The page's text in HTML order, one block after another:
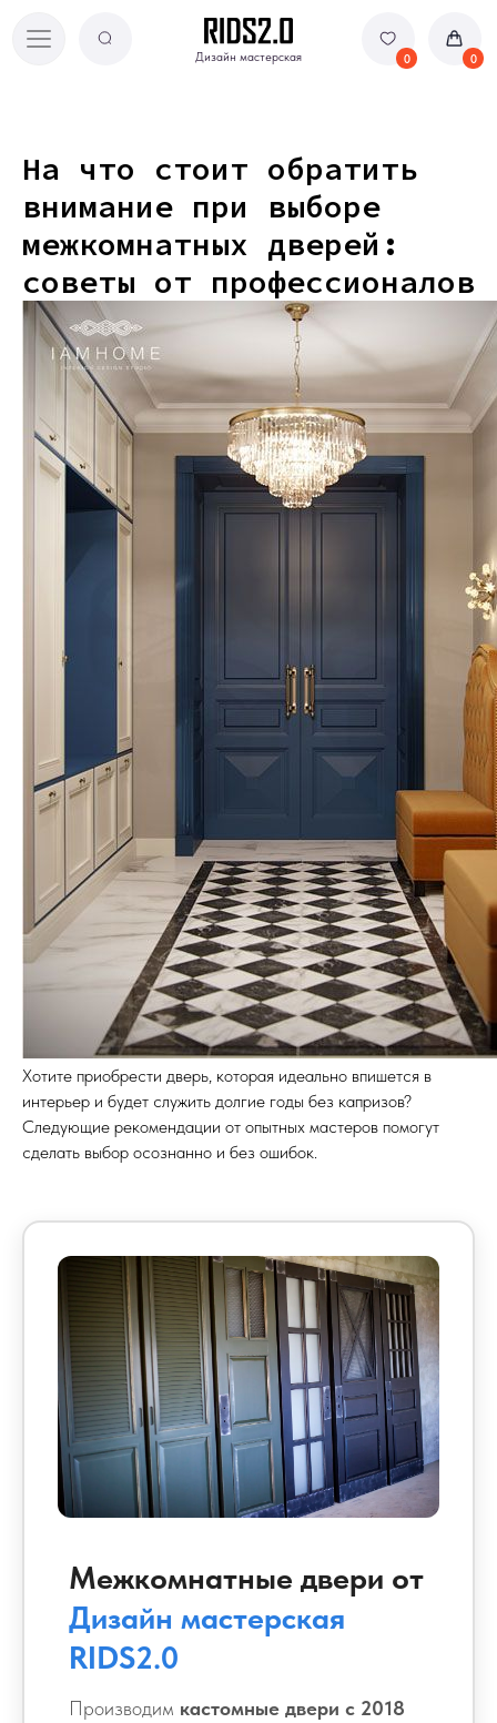
Дизайн мастерская 0
Дизайн мастерская
На что стоит обратить
внимание при выборе
межкомнатных дверей:
советы от профессионалов
Хотите приобрести дверь, которая идеально впишется в
интерьер и будет служить долгие годы без капризов?
Следующие рекомендации от опытных мастеров помогут
сделать выбор осознанно и без ошибок.
Межкомнатные двери от
Дизайн мастерская
RIDS2.0
Производим кастомные двери с 2018